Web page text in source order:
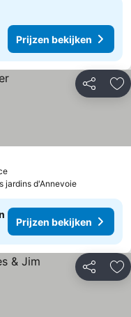
Prijzen bekijken
Delen
Prijzen bekijken
jardins d'Annevoie
Prijzen bekijken
Delen